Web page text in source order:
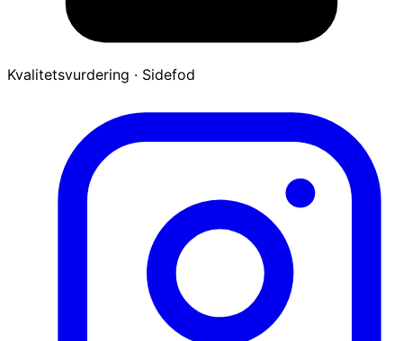
Kvalitetsvurdering · Sidefod